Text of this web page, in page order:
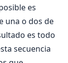
es
una o dos de
es todo
secuencia